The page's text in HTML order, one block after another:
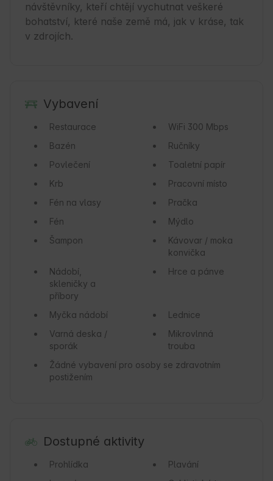
návštěvníky, kteří chtějí vychutnat veškeré
bohatství, které naše země má, jak v kráse, tak
v zdrojích.
Vybavení
Restaurace WiFi 300 Mbps
Bazén
Ručníky
Povlečení
Toaletní papír
Krb
Pracovní místo
Fén na vlasy
Pračka
Fén
Mýdlo
Šampon
Kávovar / moka
konvička
Nádobí,
skleničky a
příbory
Hrce a pánve
Myčka nádobí
Lednice
Varná deska /
sporák
Mikrovlnná
trouba
Žádné vybavení pro osoby se zdravotním
postižením
Dostupné aktivity
Prohlídka
Plavání